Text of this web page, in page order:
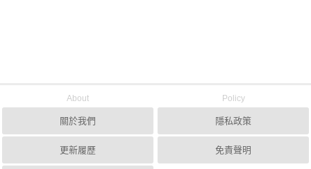
About
關於我們
更新履歷
Policy
隱私政策
免責聲明